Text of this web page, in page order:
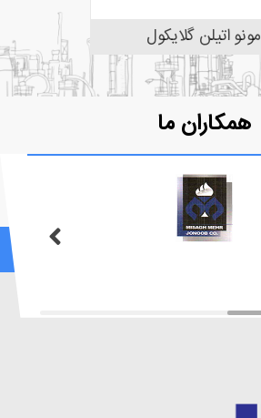
مونو اتيلن گلايكول
همکاران ما